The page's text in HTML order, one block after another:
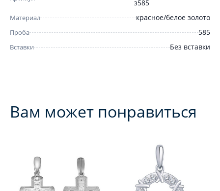
з585
Материал красное/белое золото
Проба 585
Вставки Без вставки
Вам может понравиться